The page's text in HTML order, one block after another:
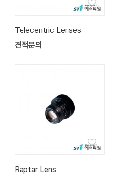
Telecentric Lenses
견적문의
Raptar Lens